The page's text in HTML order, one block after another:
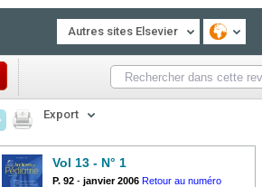
Autres sites Elsevier
Export
Vol 13 - N° 1
P. 92 - janvier 2006 Retour au numéro